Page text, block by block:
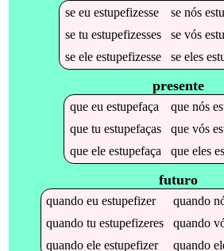
se eu estupefizesse se nós
se tu estupefizesses se vós
se ele estupefizesse se eles
presente
que eu estupefaça que nós
que tu estupefaças que vós
que ele estupefaça que eles
futuro
quandoeuestupefizer quando
quandotuestupefizeres quando
quandoeleestupefizer quando